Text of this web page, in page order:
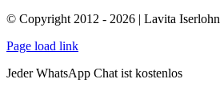
© Copyright 2012 - 2026 | Lavita Iserlohn
Page load link
Jeder WhatsApp Chat ist kostenlos